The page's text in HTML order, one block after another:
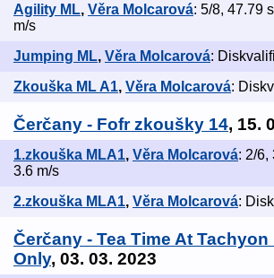
Agility ML, Věra Molcarová: 5/8, 47.79
m/s
Jumping ML, Věra Molcarová:
Zkouška ML A1, Věra Molcarová:
Čerčany - Fofr zkoušky 14, 15.
1.zkouška MLA1, Věra Molcarová: 2/6,
3.6 m/s
2.zkouška MLA1, Věra Molcarová:
Čerčany - Tea Time At Tachyon
Only, 03. 03. 2023